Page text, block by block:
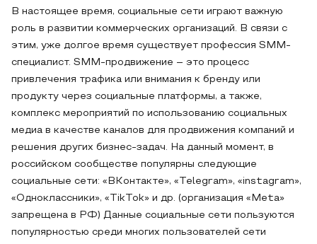
В настоящее время, социальные сети играют важную
роль в развитии коммерческих организаций. В связи с
этим, уже долгое время существует профессия SMM-
специалист. SMM-продвижение – это процесс
привлечения трафика или внимания к бренду или
продукту через социальные платформы, а также,
комплекс мероприятий по использованию социальных
медиа в качестве каналов для продвижения компаний и
решения других бизнес-задач. На данный момент, в
российском сообществе популярны следующие
социальные сети: «ВКонтакте», «Telegram», «instagram»,
«Одноклассники», «TikTok» и др. (организация «Meta»
запрещена в РФ) Данные социальные сети пользуются
популярностью среди многих пользователей сети